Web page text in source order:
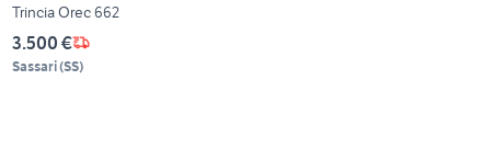
Trincia Orec 662
3.500 €
Sassari(SS)